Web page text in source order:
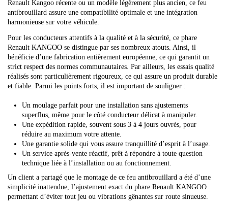
Renault Kangoo récente ou un modèle légèrement plus ancien, ce feu
antibrouillard assure une compatibilité optimale et une intégration
harmonieuse sur votre véhicule.
Pour les conducteurs attentifs à la qualité et à la sécurité, ce phare
Renault KANGOO se distingue par ses nombreux atouts. Ainsi, il
bénéficie d’une fabrication entièrement européenne, ce qui garantit un
strict respect des normes communautaires. Par ailleurs, les essais qualité
réalisés sont particulièrement rigoureux, ce qui assure un produit durable
et fiable. Parmi les points forts, il est important de souligner :
Un moulage parfait pour une installation sans ajustements
superflus, même pour le côté conducteur délicat à manipuler.
Une expédition rapide, souvent sous 3 à 4 jours ouvrés, pour
réduire au maximum votre attente.
Une garantie solide qui vous assure tranquillité d’esprit à l’usage.
Un service après-vente réactif, prêt à répondre à toute question
technique liée à l’installation ou au fonctionnement.
Un client a partagé que le montage de ce feu antibrouillard a été d’une
simplicité inattendue, l’ajustement exact du phare Renault KANGOO
permettant d’éviter tout jeu ou vibrations gênantes sur route sinueuse.